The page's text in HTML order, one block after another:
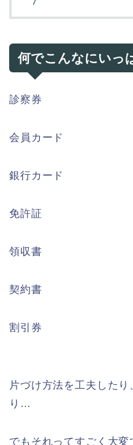
何でこんなにいっ
診察券
会員カード
銀行カード
免許証
領収書
契約書
割引券
片づけ方法を工夫した
り…
でもそれってすごく大変